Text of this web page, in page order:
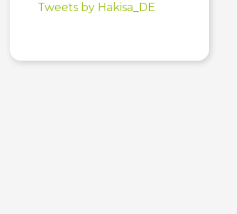
Tweets by Hakisa_DE